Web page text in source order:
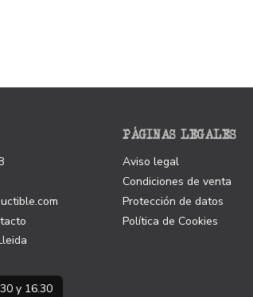
y 16.30
PÁGINAS LEGALES
Aviso legal
Condiciones de venta
Protección de datos
Política de Cookies